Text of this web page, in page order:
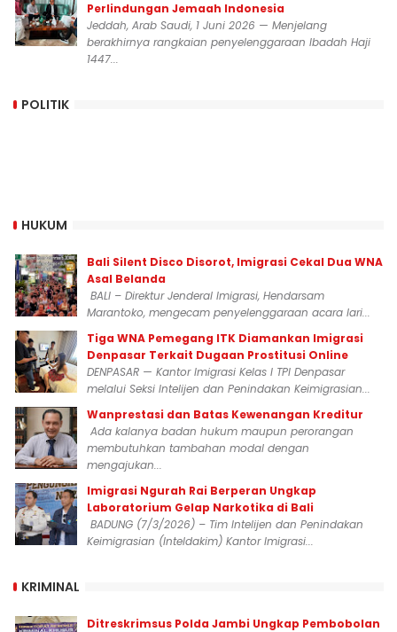
Perlindungan Jemaah Indonesia
Jeddah, Arab Saudi, 1 Juni 2026 — Menjelang
berakhirnya rangkaian penyelenggaraan Ibadah Haji
1447...
POLITIK
HUKUM
Bali Silent Disco Disorot, Imigrasi Cekal Dua WNA
Asal Belanda
BALI – Direktur Jenderal Imigrasi, Hendarsam
Marantoko, mengecam penyelenggaraan acara lari...
Tiga WNA Pemegang ITK Diamankan Imigrasi
Denpasar Terkait Dugaan Prostitusi Online
DENPASAR — Kantor Imigrasi Kelas I TPI Denpasar
melalui Seksi Intelijen dan Penindakan Keimigrasian...
Wanprestasi dan Batas Kewenangan Kreditur
Ada kalanya badan hukum maupun perorangan
membutuhkan tambahan modal dengan
mengajukan...
Imigrasi Ngurah Rai Berperan Ungkap
Laboratorium Gelap Narkotika di Bali
BADUNG (7/3/2026) – Tim Intelijen dan Penindakan
Keimigrasian (Inteldakim) Kantor Imigrasi...
KRIMINAL
Ditreskrimsus Polda Jambi Ungkap Pembobolan